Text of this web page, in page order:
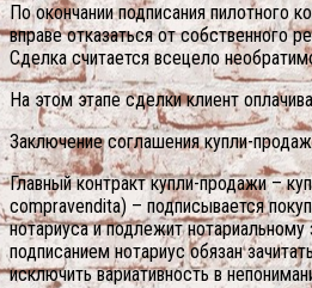
По окончании подписания пилотного
вправе отказаться от собственного
Сделка считается всецело
На этом этапе сделки клиент
Заключение соглашения купли-
Главный контракт купли-продажи –
compravendita) – подписывается
нотариуса и подлежит
подписанием нотариус обязан
исключить вариативность в